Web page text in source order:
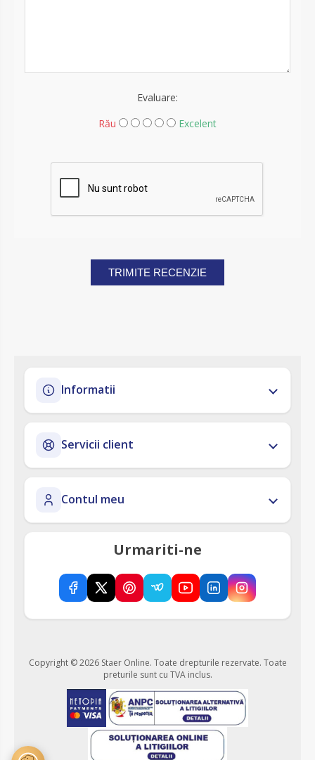
Evaluare:
Rău
Excelent
TRIMITE RECENZIE
Informatii
Servicii client
Contul meu
Urmariti-ne
Copyright © 2026 Staer Online. Toate drepturile rezervate. Toate
preturile sunt cu TVA inclus.